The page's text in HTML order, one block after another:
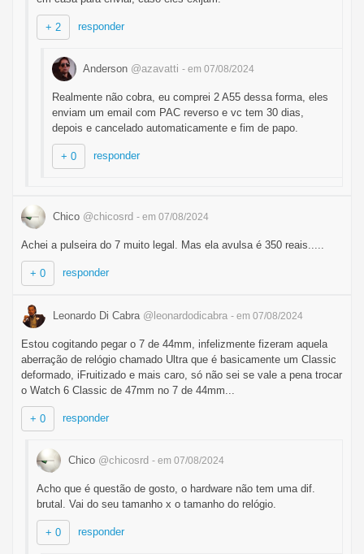
+ 2 responder
Anderson @azavatti - em 07/08/2024
Realmente não cobra, eu comprei 2 A55 dessa forma, eles
enviam um email com PAC reverso e vc tem 30 dias,
depois e cancelado automaticamente e fim de papo.
+ 0 responder
Chico @chicosrd - em 07/08/2024
Achei a pulseira do 7 muito legal. Mas ela avulsa é 350 reais.....
+ 0 responder
Leonardo Di Cabra @leonardodicabra - em 07/08/2024
Estou cogitando pegar o 7 de 44mm, infelizmente fizeram aquela
aberração de relógio chamado Ultra que é basicamente um Classic
deformado, iFruitizado e mais caro, só não sei se vale a pena trocar
o Watch 6 Classic de 47mm no 7 de 44mm...
+ 0 responder
Chico @chicosrd - em 07/08/2024
Acho que é questão de gosto, o hardware não tem uma dif.
brutal. Vai do seu tamanho x o tamanho do relógio.
+ 0 responder